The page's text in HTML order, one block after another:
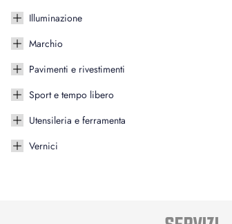
Illuminazione
Marchio
Pavimenti e rivestimenti
Sport e tempo libero
Utensileria e ferramenta
Vernici